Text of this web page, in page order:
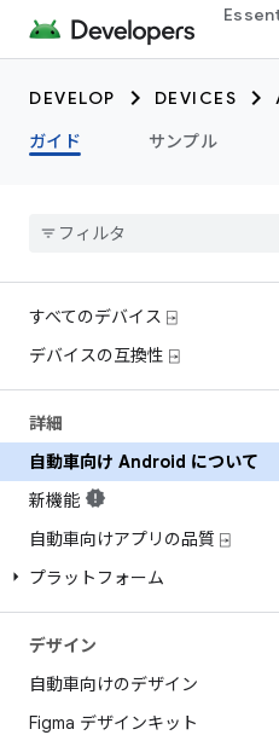
DEVELOP DEVICES
ガイド
サンプル
すべてのデバイス ⍈
デバイスの互換性 ⍈
詳細
自動車向け Android について
新機能
自動車向けアプリの品質 ⍈
プラットフォーム
デザイン
自動車向けのデザイン
Figma デザインキット